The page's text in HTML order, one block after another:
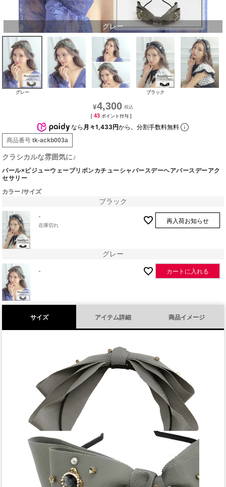
グレー
グレー ブラック
¥4,300
[ 43 ポイント付与 ]
なら 月々1,433円から。分割手数料無料
商品番号 tk-ackb003a
クラシカルな雰囲気に♪
パール×ビジューウェーブリボンカチューシャバースデーヘアバースデーアク
セサリー
カラー サイズ
ブラック
-
在庫切れ
再入荷お知らせ
グレー
- カートに入れる
サイズ アイテム詳細 商品イメージ